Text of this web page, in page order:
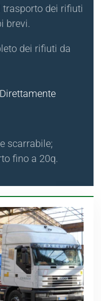
dei rifiuti
brevi.
dei rifiuti da
scarrabile;
fino a 20q.